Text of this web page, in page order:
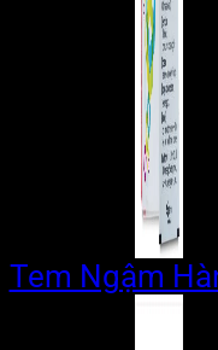
Tem Ngậm